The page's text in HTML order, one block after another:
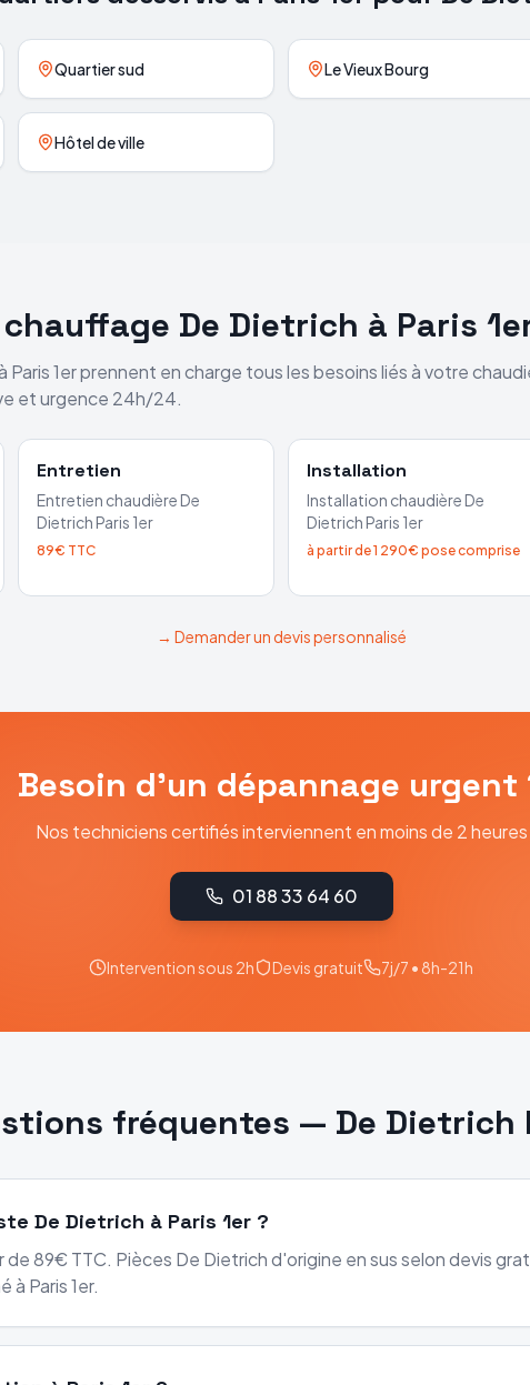
Quartier sud Le Vieux Bourg
Hôtel de ville
De Dietrich à Paris
Paris 1erprennent en charge tous les besoins liés à votre
et urgence 24h/24.
Entretien
Entretien chaudièreDe
DietrichParis 1er
89€ TTC
Installation
Installation chaudièreDe
DietrichParis 1er
à partir de 1 290€ pose comprise
→ Demander un devis personnalisé
Besoin d'un dépannage urgent
Nos techniciens certifiés interviennent en moins de 2 heures
01 88 33 64 60
Intervention sous 2h Devis gratuit 7j/7 • 8h-21h
fréquentes — De Dietrich
De Dietrich à Paris 1er ?
de 89€ TTC. Pièces De Dietrich d'origine en sus selon devis
Paris 1er.